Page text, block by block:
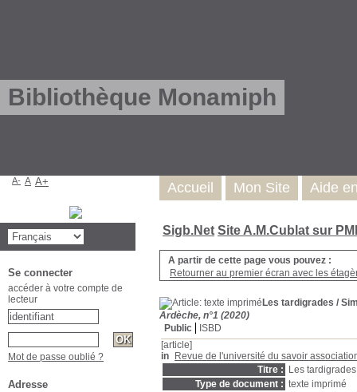
Bibliothèque Monamiph
Sigb.Net Site A.M.Cublat sur
A partir de cette page vous pouvez :
Retourner au premier écran avec les
Les tardigrades /
Ardèche, n°1 (2020)
Public
ISBD
[article]
in
Revue de l'université du savoir
Titre :
Les tardigrades
Type de document : texte imprimé
Accueil Mon Site Aide
A- A A+
Se connecter
accéder à votre compte de
lecteur
Mot de passe oublié ?
Adresse